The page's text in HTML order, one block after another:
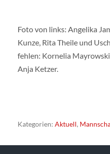
Foto von links: Angelika
Kunze, Rita Theile und
fehlen: Kornelia
Anja Ketzer.
Kategorien: Aktuell,